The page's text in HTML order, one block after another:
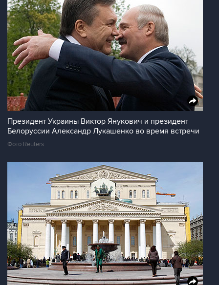
Президент Украины Виктор Янукович и президент
Белоруссии Александр Лукашенко во время встречи
Фото Reuters